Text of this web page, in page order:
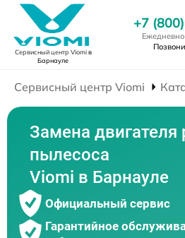
Сервисный центр Viomiв
Барнауле
+7
Сервисный центр Viomi
Замена двигателя
пылесоса
Viomi в Барнауле
Официальный сервис
Гарантийное